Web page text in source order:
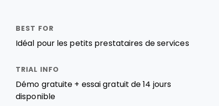
Idéal pour les petits prestataires de services
Démo gratuite + essai gratuit de 14 jours
disponible